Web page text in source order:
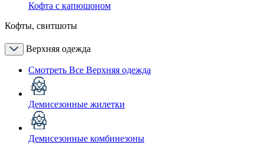
Кофта с капюшоном
Кофты, свитшоты
Верхняя одежда
Смотреть Все Верхняя одежда
Демисезонные жилетки
Демисезонные комбинезоны